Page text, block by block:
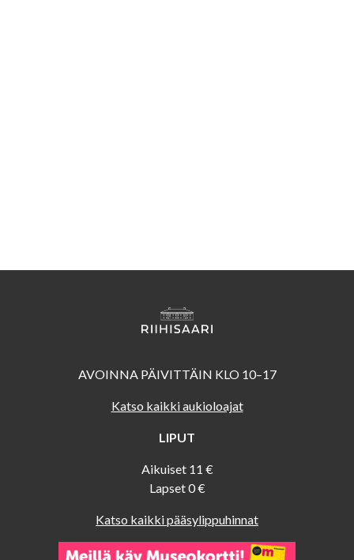
AVOINNA PÄIVITTÄIN KLO 10–17
Katso kaikki aukioloajat
LIPUT
Aikuiset 11 €
Lapset 0 €
Katso kaikki pääsylippuhinnat